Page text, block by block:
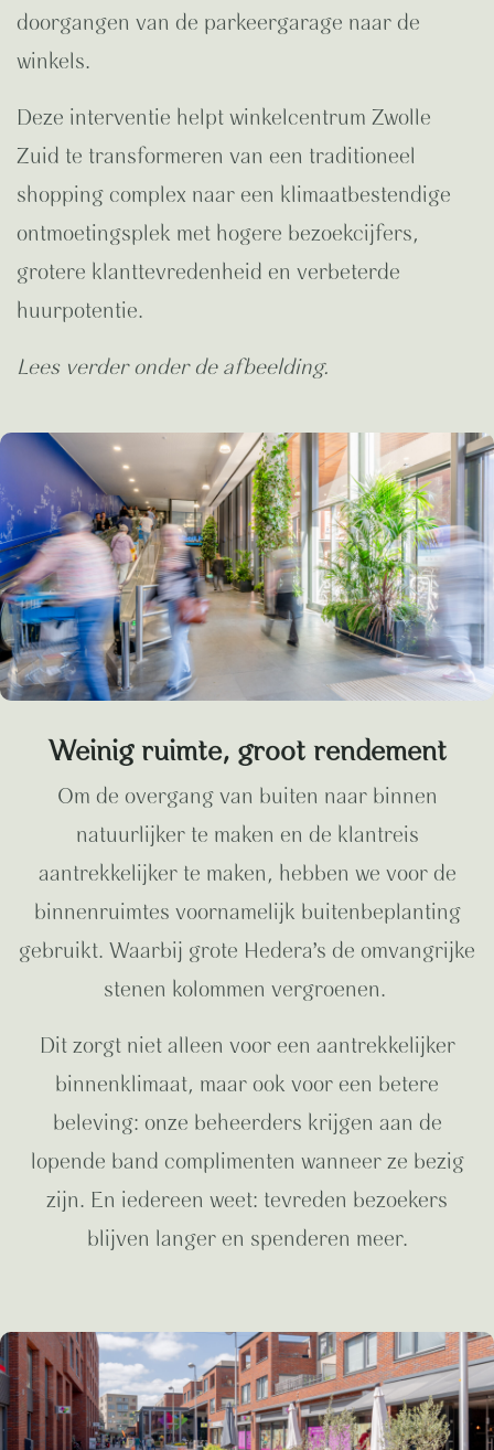
doorgangen van de parkeergarage naar de
winkels.
Deze interventie helpt winkelcentrum Zwolle
Zuid te transformeren van een traditioneel
shopping complex naar een klimaatbestendige
ontmoetingsplek met hogere bezoekcijfers,
grotere klanttevredenheid en verbeterde
huurpotentie.
Lees verder onder de afbeelding.
Weinig ruimte, groot rendement
Om de overgang van buiten naar binnen
natuurlijker te maken en de klantreis
aantrekkelijker te maken, hebben we voor de
binnenruimtes voornamelijk buitenbeplanting
gebruikt. Waarbij grote Hedera’s de omvangrijke
stenen kolommen vergroenen.
Dit zorgt niet alleen voor een aantrekkelijker
binnenklimaat, maar ook voor een betere
beleving: onze beheerders krijgen aan de
lopende band complimenten wanneer ze bezig
zijn. En iedereen weet: tevreden bezoekers
blijven langer en spenderen meer.